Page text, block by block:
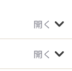
開く
開く